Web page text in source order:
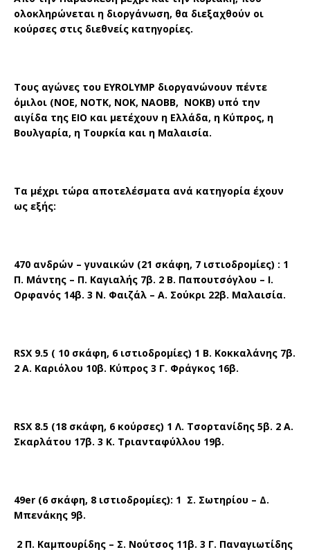
ολοκληρώνεται η διοργάνωση, θα διεξαχθούν οι
κούρσες στις διεθνείς κατηγορίες.
Τους αγώνες του EYROLYMP διοργανώνουν πέντε
όμιλοι (ΝΟΕ, ΝΟΤΚ, ΝΟΚ, ΝΑΟΒΒ, ΝΟΚΒ) υπό την
αιγίδα της ΕΙΟ και μετέχουν η Ελλάδα, η Κύπρος, η
Βουλγαρία, η Τουρκία και η Μαλαισία.
Τα μέχρι τώρα αποτελέσματα ανά κατηγορία έχουν
ως εξής:
470 ανδρών – γυναικών (21 σκάφη, 7 ιστιοδρομίες) : 1
Π. Μάντης – Π. Καγιαλής 7β. 2 Β. Παπουτσόγλου – Ι.
Ορφανός 14β. 3 Ν. Φαιζάλ – Α. Σούκρι 22β. Μαλαισία.
RSX 9.5 ( 10 σκάφη, 6 ιστιοδρομίες) 1 Β. Κοκκαλάνης 7β.
2 Α. Καριόλου 10β. Κύπρος 3 Γ. Φράγκος 16β.
RSX 8.5 (18 σκάφη, 6 κούρσες) 1 Λ. Τσορτανίδης 5β. 2 Α.
Σκαρλάτου 17β. 3 Κ. Τριανταφύλλου 19β.
49er (6 σκάφη, 8 ιστιοδρομίες): 1 Σ. Σωτηρίου – Δ.
Μπενάκης 9β.
2 Π. Καμπουρίδης – Σ. Νούτσος 11β. 3 Γ. Παναγιωτίδης